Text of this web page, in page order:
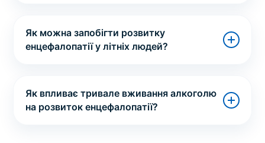
Як можна запобігти розвитку
енцефалопатії у літніх людей?
Як впливає тривале вживання алкоголю
на розвиток енцефалопатії?